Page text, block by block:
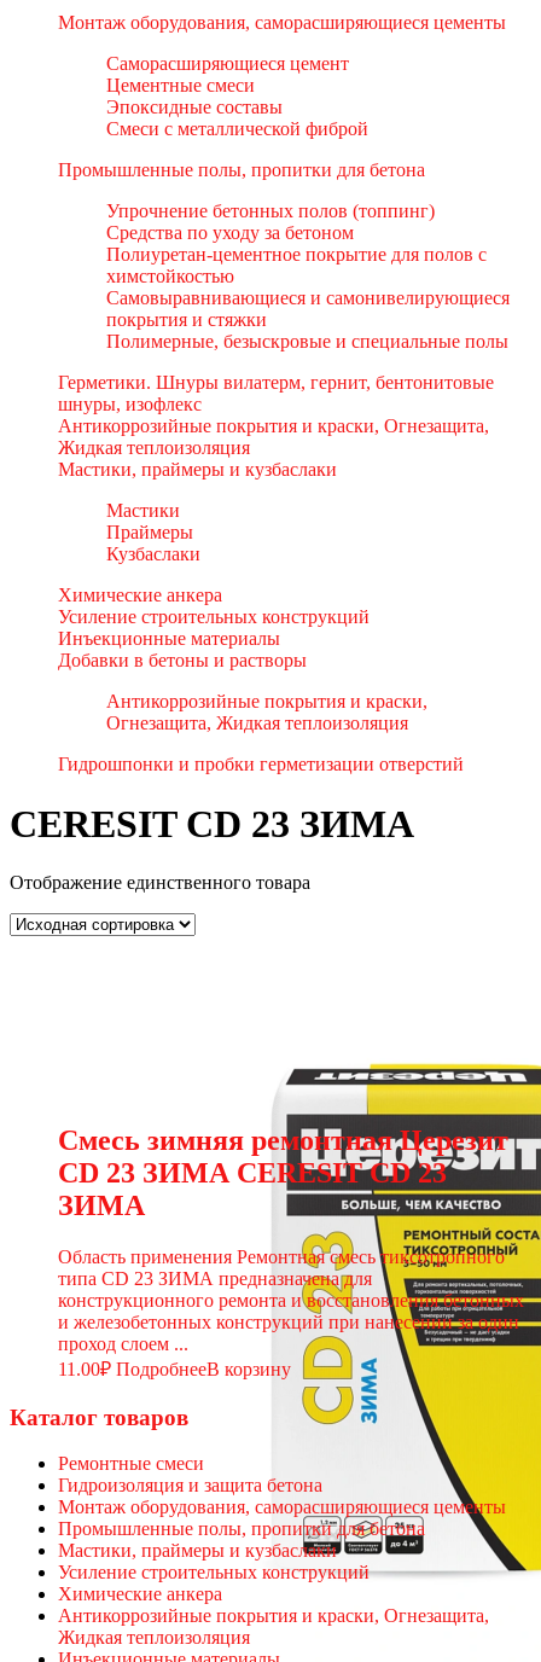
Монтаж оборудования, саморасширяющиеся цементы
Саморасширяющиеся цемент
Цементные смеси
Эпоксидные составы
Смеси с металлической фиброй
Промышленные полы, пропитки для бетона
Упрочнение бетонных полов (топпинг)
Средства по уходу за бетоном
Полиуретан-цементное покрытие для полов с
химстойкостью
Самовыравнивающиеся и самонивелирующиеся
покрытия и стяжки
Полимерные, безыскровые и специальные полы
Герметики. Шнуры вилатерм, гернит, бентонитовые
шнуры, изофлекс
Антикоррозийные покрытия и краски, Огнезащита,
Жидкая теплоизоляция
Мастики, праймеры и кузбаслаки
Мастики
Праймеры
Кузбаслаки
Химические анкера
Усиление строительных конструкций
Инъекционные материалы
Добавки в бетоны и растворы
Антикоррозийные покрытия и краски,
Огнезащита, Жидкая теплоизоляция
Гидрошпонки и пробки герметизации отверстий
CERESIT CD 23 ЗИМА
Отображение единственного товара
Смесь зимняя ремонтная Церезит
CD 23 ЗИМА CERESIT CD 23
ЗИМА
Область применения Ремонтная смесь тиксотропного
типа CD 23 ЗИМА предназначена для
конструкционного ремонта и восстановления бетонных
и железобетонных конструкций при нанесении за один
проход слоем ...
11.00₽ ПодробнееВ корзину
Каталог товаров
Ремонтные смеси
Гидроизоляция и защита бетона
Монтаж оборудования, саморасширяющиеся цементы
Промышленные полы, пропитки для бетона
Мастики, праймеры и кузбаслаки
Усиление строительных конструкций
Химические анкера
Антикоррозийные покрытия и краски, Огнезащита,
Жидкая теплоизоляция